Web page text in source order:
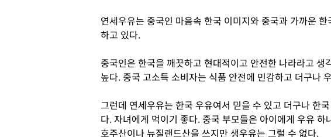
연세우유는 중국인 마음속 한국 이미지와 중국과 가까운
하고 있다.
중국인은 한국을 깨끗하고 현대적이고 안전한 나라라고 생
높다. 중국 고소득 소비자는 식품 안전에 민감하고 더구나
그런데 연세우유는 한국 우유여서 믿을 수 있고 더구나 한
다. 자녀에게 먹이기 좋다. 중국 부모들은 아이에게 우유 하
호주산이나 뉴질랜드산을 쓰지만 생우유는 그럴 수 없다.